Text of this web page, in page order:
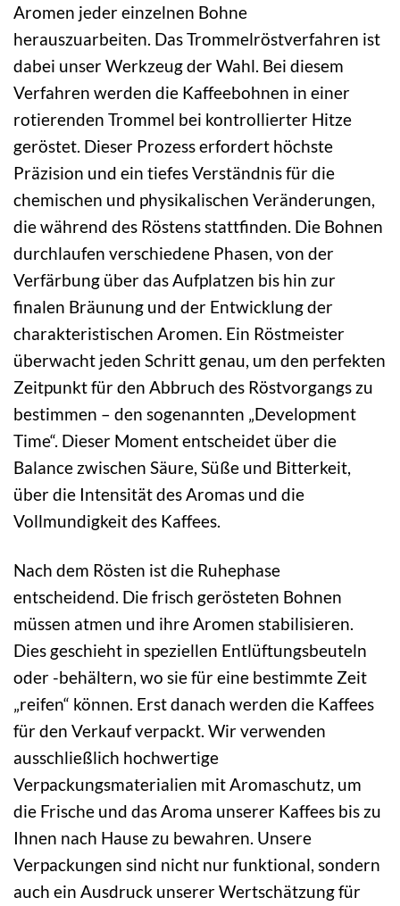
Aromen jeder einzelnen Bohne
herauszuarbeiten. Das Trommelröstverfahren ist
dabei unser Werkzeug der Wahl. Bei diesem
Verfahren werden die Kaffeebohnen in einer
rotierenden Trommel bei kontrollierter Hitze
geröstet. Dieser Prozess erfordert höchste
Präzision und ein tiefes Verständnis für die
chemischen und physikalischen Veränderungen,
die während des Röstens stattfinden. Die Bohnen
durchlaufen verschiedene Phasen, von der
Verfärbung über das Aufplatzen bis hin zur
finalen Bräunung und der Entwicklung der
charakteristischen Aromen. Ein Röstmeister
überwacht jeden Schritt genau, um den perfekten
Zeitpunkt für den Abbruch des Röstvorgangs zu
bestimmen – den sogenannten „Development
Time“. Dieser Moment entscheidet über die
Balance zwischen Säure, Süße und Bitterkeit,
über die Intensität des Aromas und die
Vollmundigkeit des Kaffees.
Nach dem Rösten ist die Ruhephase
entscheidend. Die frisch gerösteten Bohnen
müssen atmen und ihre Aromen stabilisieren.
Dies geschieht in speziellen Entlüftungsbeuteln
oder -behältern, wo sie für eine bestimmte Zeit
„reifen“ können. Erst danach werden die Kaffees
für den Verkauf verpackt. Wir verwenden
ausschließlich hochwertige
Verpackungsmaterialien mit Aromaschutz, um
die Frische und das Aroma unserer Kaffees bis zu
Ihnen nach Hause zu bewahren. Unsere
Verpackungen sind nicht nur funktional, sondern
auch ein Ausdruck unserer Wertschätzung für